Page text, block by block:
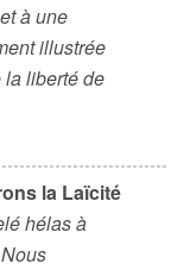
à une
illustrée
la liberté de
la Laïcité
hélas à